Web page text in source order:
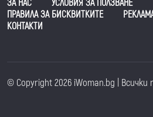
ЗА НАС
УСЛОВИЯ ЗА ПОЛЗВАНЕ
ПРАВИЛА ЗА БИСКВИТКИТЕ
КОНТАКТИ
© Copyright 2026 iWoman.bg | Всички